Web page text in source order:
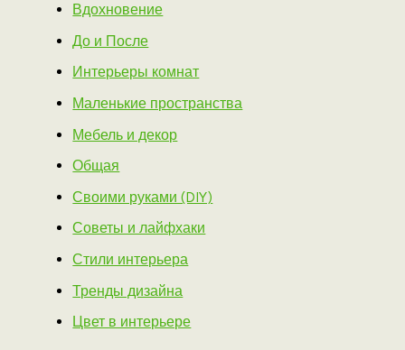
Вдохновение
До и После
Интерьеры комнат
Маленькие пространства
Мебель и декор
Общая
Своими руками (DIY)
Советы и лайфхаки
Стили интерьера
Тренды дизайна
Цвет в интерьере